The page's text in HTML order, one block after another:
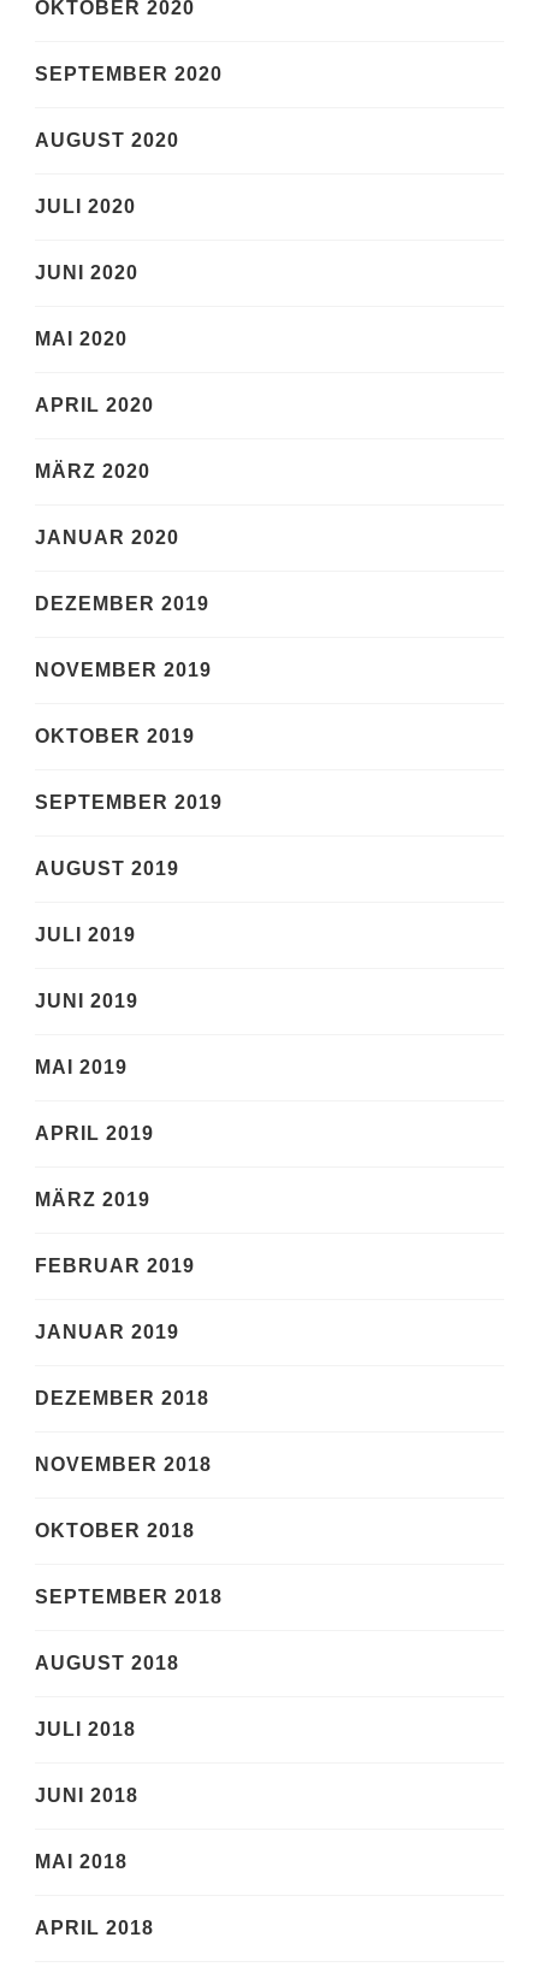
OKTOBER 2020
SEPTEMBER 2020
AUGUST 2020
JULI 2020
JUNI 2020
MAI 2020
APRIL 2020
MÄRZ 2020
JANUAR 2020
DEZEMBER 2019
NOVEMBER 2019
OKTOBER 2019
SEPTEMBER 2019
AUGUST 2019
JULI 2019
JUNI 2019
MAI 2019
APRIL 2019
MÄRZ 2019
FEBRUAR 2019
JANUAR 2019
DEZEMBER 2018
NOVEMBER 2018
OKTOBER 2018
SEPTEMBER 2018
AUGUST 2018
JULI 2018
JUNI 2018
MAI 2018
APRIL 2018